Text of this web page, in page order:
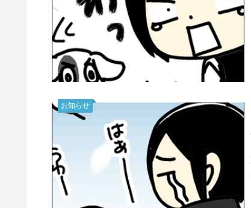
お知らせ